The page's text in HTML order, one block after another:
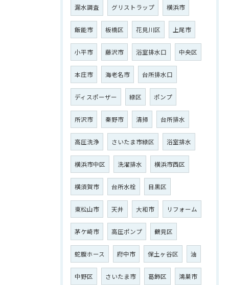
漏水調査 グリストラップ 横浜市
飯能市 板橋区 花見川区 上尾市
小平市 藤沢市 浴室排水口 中央区
本庄市 海老名市 台所排水口
ディスポーザー 緑区 ポンプ
所沢市 秦野市 清掃 台所排水
高圧洗浄 さいたま市緑区 浴室排水
横浜市中区 洗濯排水 横浜市西区
横須賀市 台所水栓 目黒区
東松山市 天井 大和市 リフォーム
茅ケ崎市 高圧ポンプ 鶴見区
蛇腹ホース 府中市 保土ヶ谷区 油
中野区 さいたま市 葛飾区 鴻巣市
ご相談はこちら